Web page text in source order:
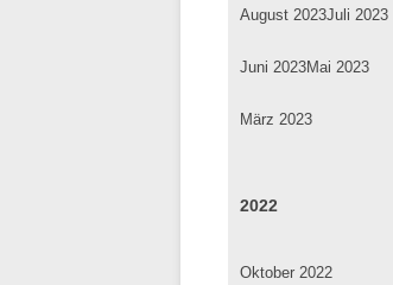
August 2023Juli 2023
Juni 2023Mai 2023
März 2023
2022
Oktober 2022